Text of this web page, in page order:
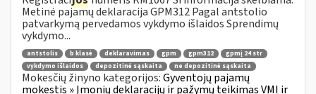
Metinė pajamų deklaracija GPM312 Pagal antstolio
patvarkymą pervedamos vykdymo išlaidos Sprendimų
vykdymo...
antstolis b klasė deklaravimas gpm gpm312
gpmį 24 str
vykdymo išlaidos
depozitinė sąskaita ne depozitinė sąskaita
Mokesčių žinyno kategorijos:Gyventojų pajamų
mokestis » Įmonių deklaracijų ir pažymų teikimas VMI ir